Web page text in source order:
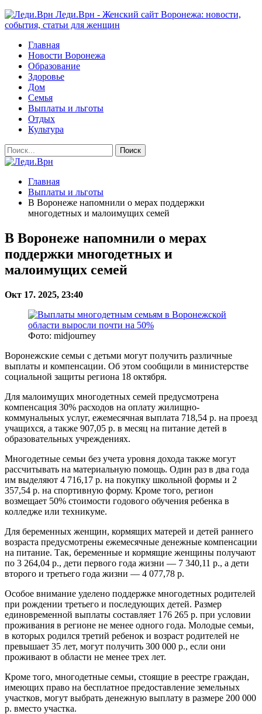
Леди.Врн - Женский сайт Воронежа: новости,
события, статьи для женщин
Главная
Новости Воронежа
Образование
Здоровье
Дом
Семья
Выплаты и льготы
Отдых
Культура
Главная
Выплаты и льготы
В Воронеже напомнили о мерах поддержки
многодетных и малоимущих семей
В Воронеже напомнили о мерах
поддержки многодетных и
малоимущих семей
Окт 17. 2025, 23:40
Фото: midjourney
Воронежские семьи с детьми могут получить различные
выплаты и компенсации. Об этом сообщили в министерстве
социальной защиты региона 18 октября.
Для малоимущих многодетных семей предусмотрена
компенсация 30% расходов на оплату жилищно-
коммунальных услуг, ежемесячная выплата 718,54 р. на проезд
учащихся, а также 907,05 р. в месяц на питание детей в
образовательных учреждениях.
Многодетные семьи без учета уровня дохода также могут
рассчитывать на материальную помощь. Один раз в два года
им выделяют 4 716,17 р. на покупку школьной формы и 2
357,54 р. на спортивную форму. Кроме того, регион
возмещает 50% стоимости годового обучения ребенка в
колледже или техникуме.
Для беременных женщин, кормящих матерей и детей раннего
возраста предусмотрены ежемесячные денежные компенсации
на питание. Так, беременные и кормящие женщины получают
по 3 264,04 р., дети первого года жизни — 7 340,11 р., а дети
второго и третьего года жизни — 4 077,78 р.
Особое внимание уделено поддержке многодетных родителей
при рождении третьего и последующих детей. Размер
единовременной выплаты составляет 176 265 р. при условии
проживания в регионе не менее одного года. Молодые семьи,
в которых родился третий ребенок и возраст родителей не
превышает 35 лет, могут получить 300 000 р., если они
проживают в области не менее трех лет.
Кроме того, многодетные семьи, стоящие в реестре граждан,
имеющих право на бесплатное предоставление земельных
участков, могут выбрать денежную выплату в размере 200 000
р. вместо участка.